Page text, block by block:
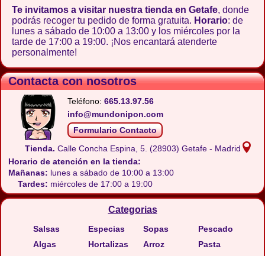
Te invitamos a visitar nuestra tienda en Getafe, donde
podrás recoger tu pedido de forma gratuita. Horario: de
lunes a sábado de 10:00 a 13:00 y los miércoles por la
tarde de 17:00 a 19:00. ¡Nos encantará atenderte
personalmente!
Contacta con nosotros
Teléfono: 665.13.97.56
info@mundonipon.com
Formulario Contacto
Tienda. Calle Concha Espina, 5. (28903) Getafe - Madrid
Horario de atención en la tienda:
Mañanas: lunes a sábado de 10:00 a 13:00
Tardes: miércoles de 17:00 a 19:00
Categorias
Salsas
Algas
Especias
Hortalizas
Sopas
Arroz
Pescado
Pasta